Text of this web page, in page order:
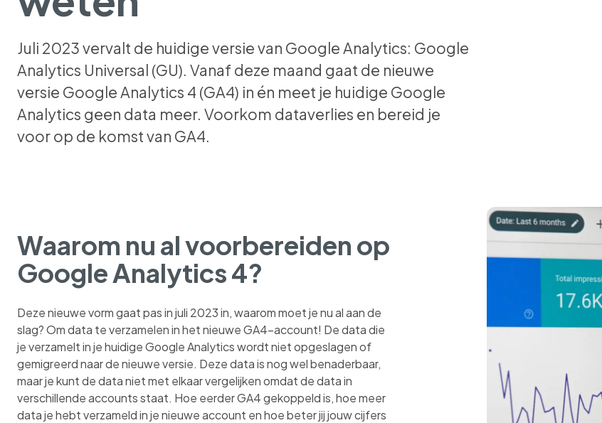
Juli 2023 vervalt de huidige versie van Google Analytics: Google
Analytics Universal (GU). Vanaf deze maand gaat de nieuwe
versie Google Analytics 4 (GA4) in én meet je huidige Google
Analytics geen data meer. Voorkom dataverlies en bereid je
voor op de komst van GA4.
Waarom nu al voorbereiden op
Google Analytics 4?
Deze nieuwe vorm gaat pas in juli 2023 in, waarom moet je nu al aan de
slag? Om data te verzamelen in het nieuwe GA4-account! De data die
je verzamelt in je huidige Google Analytics wordt niet opgeslagen of
gemigreerd naar de nieuwe versie. Deze data is nog wel benaderbaar,
maar je kunt de data niet met elkaar vergelijken omdat de data in
verschillende accounts staat. Hoe eerder GA4 gekoppeld is, hoe meer
data je hebt verzameld in je nieuwe account en hoe beter jij jouw cijfers